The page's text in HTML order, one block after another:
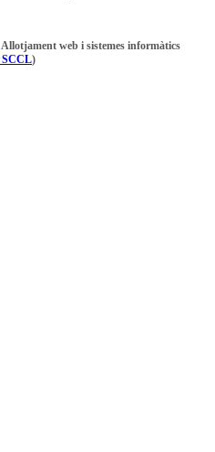
web i sistemes informàtics
SCCL)